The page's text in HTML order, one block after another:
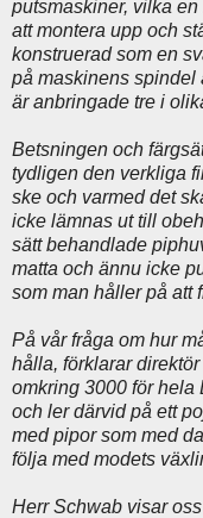
putsmaskiner, vilka
att montera upp och
konstruerad som en
på maskinens spindel
är anbringade tre i
Betsningen och
tydligen den verkliga
ske och varmed det
icke lämnas ut till
sätt behandlade
matta och ännu icke
som man håller på att
På vår fråga om hur
hålla, förklarar
omkring 3000 för hela
och ler därvid på ett
med pipor som med
följa med modets
Herr Schwab visar